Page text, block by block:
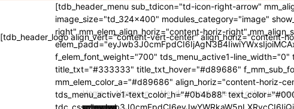
[tdb_header_menu sub_tdicon="td-icon-right-arrow"
image_size="td_324x400" modules_category="image"
right" mm_elem_align_horiz="content-horiz-right"
f_elem_font_weight="700" tds_menu_active1-
title_txt="#333333" title_txt_hover="#d89686"
mm_elem_color_a="#d89686" align_horiz="content-horiz-
tds_menu_active1-text_color_h="#0b4b88"
[tdb_header_logo align_vert="content-vert-center" align_horiz="content-
Home Algemeen Met deze tips kan je snel online jouw